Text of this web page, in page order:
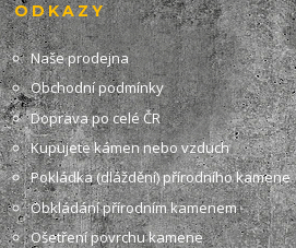
ODKAZY
Naše prodejna
Obchodní podmínky
Doprava po celé ČR
Kupujete kámen nebo vzduch
Pokládka (dláždění) přírodního kamene
Obkládání přírodním kamenem
Ošetření povrchu kamene